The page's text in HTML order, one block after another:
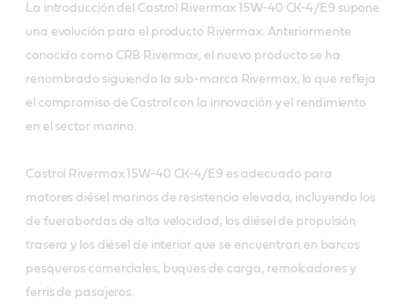
La introducción del Castrol Rivermax 15W-40 CK-4/E9 supone
una evolución para el producto Rivermax. Anteriormente
conocido como CRB Rivermax, el nuevo producto se ha
renombrado siguiendo la sub-marca Rivermax, lo que refleja
el compromiso de Castrol con la innovación y el rendimiento
en el sector marino.
Castrol Rivermax 15W-40 CK-4/E9 es adecuado para
motores diésel marinos de resistencia elevada, incluyendo los
de fuerabordas de alta velocidad, los diésel de propulsión
trasera y los diésel de interior que se encuentran en barcos
pesqueros comerciales, buques de carga, remolcadores y
ferris de pasajeros.